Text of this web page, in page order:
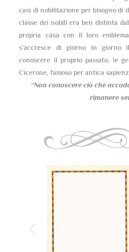
casi di nobilitazione per bisogno di
classe dei nobili era ben distinta
propria casa con il loro
s’accresce di giorno in giorno
conoscere il proprio passato, le
Cicerone, famoso per antica
“Non conoscere ciò che
rimanere